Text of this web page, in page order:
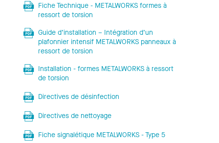
Fiche Technique - METALWORKS formes à
ressort de torsion
Guide d’installation – Intégration d’un
plafonnier intensif METALWORKS panneaux à
ressort de torsion
Installation - formes METALWORKS à ressort
de torsion
Directives de désinfection
Directives de nettoyage
Fiche signalétique METALWORKS - Type 5